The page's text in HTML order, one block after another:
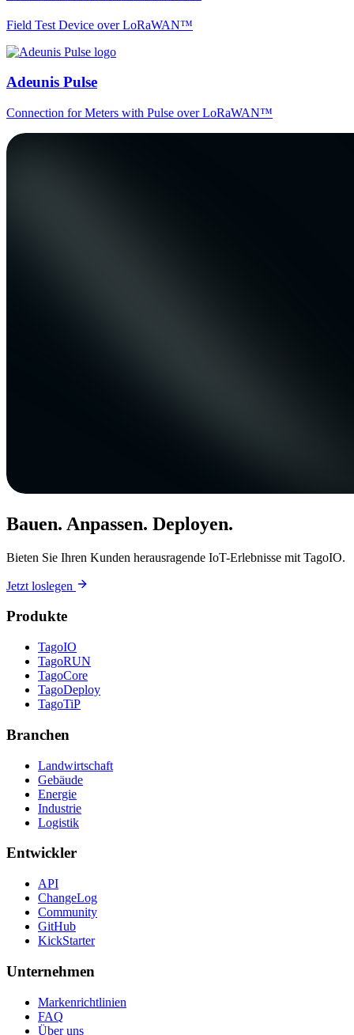
Field Test Device over LoRaWAN™
Adeunis Pulse
Connection for Meters with Pulse over LoRaWAN™
Bauen. Anpassen. Deployen.
Bieten Sie Ihren Kunden herausragende IoT-Erlebnisse mit TagoIO.
Jetzt loslegen
Produkte
TagoIO
TagoRUN
TagoCore
TagoDeploy
TagoTiP
Branchen
Landwirtschaft
Gebäude
Energie
Industrie
Logistik
Entwickler
API
ChangeLog
Community
GitHub
KickStarter
Unternehmen
Markenrichtlinien
FAQ
Über uns